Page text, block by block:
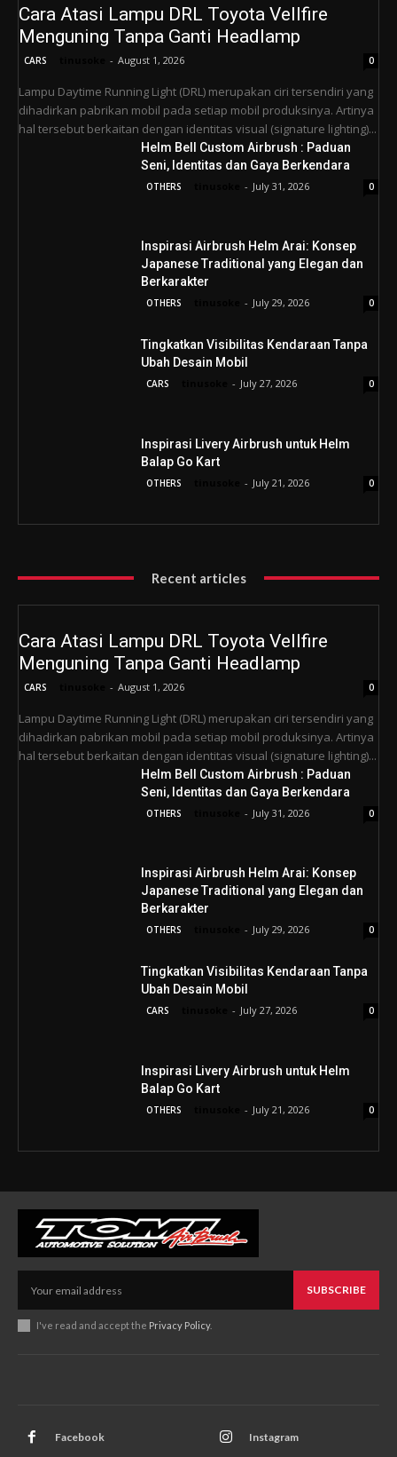
Cara Atasi Lampu DRL Toyota Vellfire
Menguning Tanpa Ganti Headlamp
CARS - August 1, 2026 0
Lampu Daytime Running Light (DRL) merupakan ciri tersendiri yang
dihadirkan pabrikan mobil pada setiap mobil produksinya. Artinya
hal tersebut berkaitan dengan identitas visual (signature lighting)...
Helm Bell Custom Airbrush : Paduan
Seni, Identitas dan Gaya Berkendara
OTHERS - July 31, 2026 0
Inspirasi Airbrush Helm Arai: Konsep
Japanese Traditional yang Elegan dan
Berkarakter
OTHERS - July 29, 2026 0
Tingkatkan Visibilitas Kendaraan Tanpa
Ubah Desain Mobil
CARS - July 27, 2026 0
Inspirasi Livery Airbrush untuk Helm
Balap Go Kart
OTHERS - July 21, 2026 0
Recent articles
Cara Atasi Lampu DRL Toyota Vellfire
Menguning Tanpa Ganti Headlamp
CARS - August 1, 2026 0
Lampu Daytime Running Light (DRL) merupakan ciri tersendiri yang
dihadirkan pabrikan mobil pada setiap mobil produksinya. Artinya
hal tersebut berkaitan dengan identitas visual (signature lighting)...
Helm Bell Custom Airbrush : Paduan
Seni, Identitas dan Gaya Berkendara
OTHERS - July 31, 2026 0
Inspirasi Airbrush Helm Arai: Konsep
Japanese Traditional yang Elegan dan
Berkarakter
OTHERS - July 29, 2026 0
Tingkatkan Visibilitas Kendaraan Tanpa
Ubah Desain Mobil
CARS - July 27, 2026 0
Inspirasi Livery Airbrush untuk Helm
Balap Go Kart
OTHERS - July 21, 2026 0
SUBSCRIBE
I've read and accept the Privacy Policy.
Facebook Instagram